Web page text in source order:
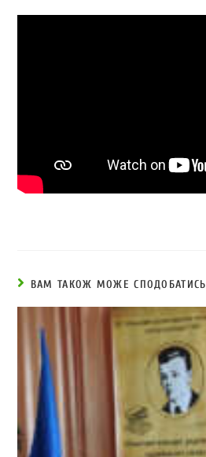
ВАМ ТАКОЖ МОЖЕ СПОДОБАТИСЬ